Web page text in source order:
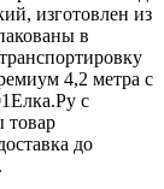
изготовлен из
в
4,2 метра с
с
товар
до